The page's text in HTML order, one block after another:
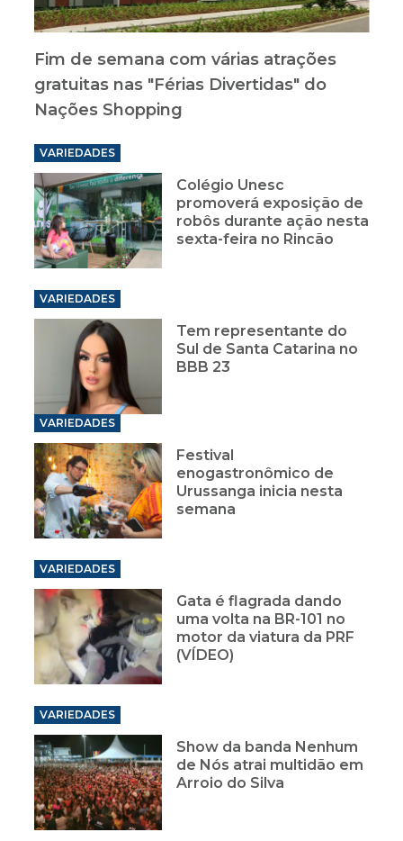
Fim de semana com várias atrações
gratuitas nas "Férias Divertidas" do
Nações Shopping
VARIEDADES
Colégio Unesc
promoverá exposição de
robôs durante ação nesta
sexta-feira no Rincão
VARIEDADES
Tem representante do
Sul de Santa Catarina no
BBB 23
VARIEDADES
Festival
enogastronômico de
Urussanga inicia nesta
semana
VARIEDADES
Gata é flagrada dando
uma volta na BR-101 no
motor da viatura da PRF
(VÍDEO)
VARIEDADES
Show da banda Nenhum
de Nós atrai multidão em
Arroio do Silva